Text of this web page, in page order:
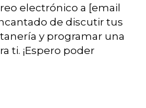
electrónico a [email
de discutir tus
y programar una
ti. ¡Espero poder